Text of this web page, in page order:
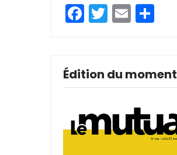
Facebook
Twitter
Email
Édition du moment